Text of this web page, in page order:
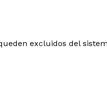
excluidos del